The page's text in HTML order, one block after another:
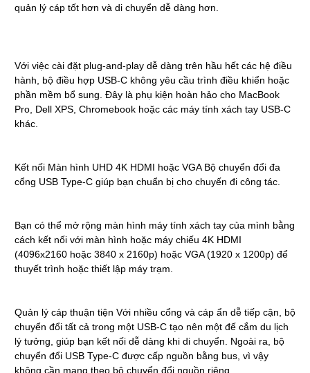
quản lý cáp tốt hơn và di chuyển dễ dàng hơn.
Với việc cài đặt plug-and-play dễ dàng trên hầu hết các hệ điều
hành, bộ điều hợp USB-C không yêu cầu trình điều khiển hoặc
phần mềm bổ sung. Đây là phụ kiện hoàn hảo cho MacBook
Pro, Dell XPS, Chromebook hoặc các máy tính xách tay USB-C
khác.
Kết nối Màn hình UHD 4K HDMI hoặc VGA Bộ chuyển đổi đa
cổng USB Type-C giúp bạn chuẩn bị cho chuyến đi công tác.
Bạn có thể mở rộng màn hình máy tính xách tay của mình bằng
cách kết nối với màn hình hoặc máy chiếu 4K HDMI
(4096x2160 hoặc 3840 x 2160p) hoặc VGA (1920 x 1200p) để
thuyết trình hoặc thiết lập máy trạm.
Quản lý cáp thuận tiện Với nhiều cổng và cáp ẩn dễ tiếp cận, bộ
chuyển đổi tất cả trong một USB-C tạo nên một đế cắm du lịch
lý tưởng, giúp bạn kết nối dễ dàng khi di chuyển. Ngoài ra, bộ
chuyển đổi USB Type-C được cấp nguồn bằng bus, vì vậy
không cần mang theo bộ chuyển đổi nguồn riêng.